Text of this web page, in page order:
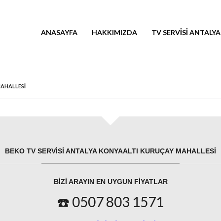
ANASAYFA HAKKIMIZDA TV SERVISI ANTALYA
BEKO TV SERVISI ANTALYA KONYAALTI KURUÇAY MAHALLESI
BIZI ARAYIN EN UYGUN FIYATLAR
☎️ 0507 803 1571